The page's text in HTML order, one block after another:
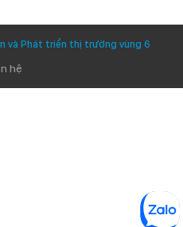
và Phát triển thị trường vùng 6
hệ